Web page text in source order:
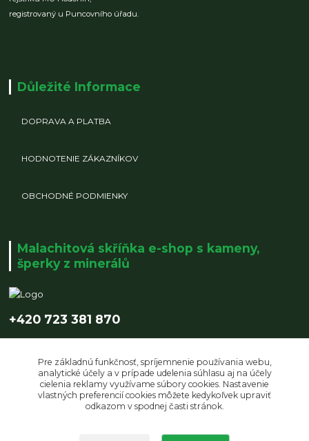
registrovaný u Puncovního úřadu.
Důležité Informace
DOPRAVA A PLATBA
HODNOTENIE ZÁKAZNÍKOV
OBCHODNÉ PODMIENKY
Malachitová skříňka e-shop s kameny,
šperky z minerálů
+420 723 381 870
Pre základnú funkčnosť, spríjemnenie používania webu,
analytické účely a v prípade udelenia súhlasu aj na účely
cielenia reklamy využívame súbory cookies. Nastavenie
vlastných preferencií cookies môžete kedykoľvek upraviť
odkazom v spodnej časti stránok.